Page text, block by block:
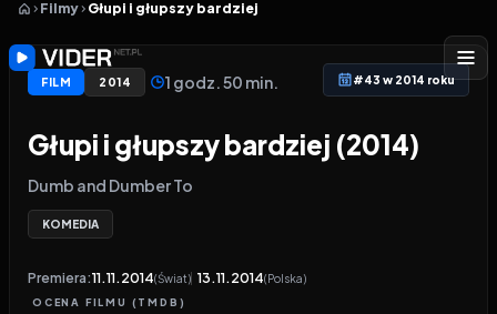
Filmy Głupi i głupszy bardziej
FILM 2014 1 godz. 50 min. #43 w 2014 roku
Głupi i głupszy bardziej (2014)
Dumb and Dumber To
KOMEDIA
Premiera:11.11.2014(Świat) 13.11.2014(Polska)
OCENA FILMU (TMDB)